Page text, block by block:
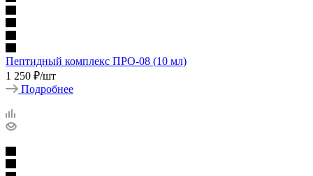
Пептидный комплекс ПРО-08 (10 мл)
1 250 ₽/шт
Подробнее